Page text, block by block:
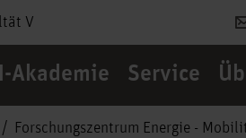
V
Akademie Service
Forschungszentrum Energie -